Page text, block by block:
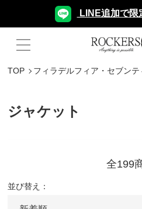
LINE追加で限
TOP フィラデルフィア・セブン
ジャケット
全199
並び替え：